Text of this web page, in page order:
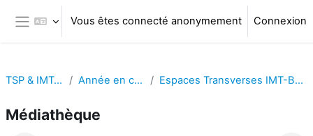
Passer au contenu principal
Panneau latéral
Vous êtes connecté anonymement Connexion
TSP & IMT-BS Année en cours Espaces Transverses IMT-BS - TSP
Médiathèque